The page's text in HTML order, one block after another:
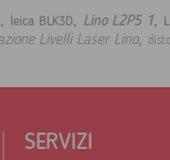
, leica BLK3D, Lino L2P5 1,
Livelli Laser Lino,
SERVIZI